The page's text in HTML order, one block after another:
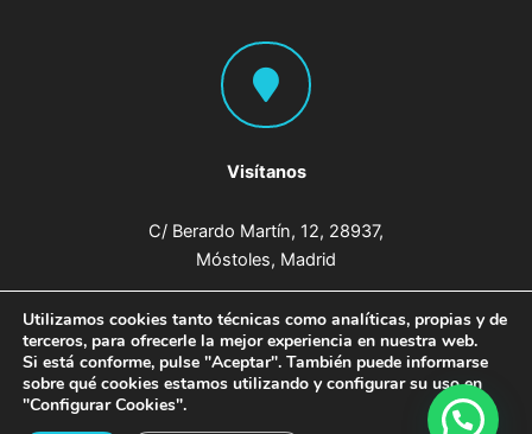
Visítanos
C/ Berardo Martín, 12, 28937,
Móstoles, Madrid
Copyright © 2026 Clínica Dental Móstoles · Aviso legal·
| Design bySismit
Utilizamos cookies tanto técnicas como analíticas, propias y de
terceros, para ofrecerle la mejor experiencia en nuestra web.
Si está conforme, pulse "Aceptar". También puede informarse
sobre qué cookies estamos utilizando y configurar su uso en
"Configurar Cookies".